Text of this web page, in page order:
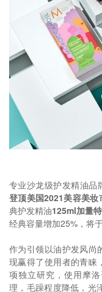
专业沙龙级护发精油品
登顶美国2021美容美妆
典护发精油125ml加量
经典容量增加25%，将
作为引领以油护发风尚
现赢得了使用者的青睐
项独立研究，使用摩
理，毛躁程度降低，光